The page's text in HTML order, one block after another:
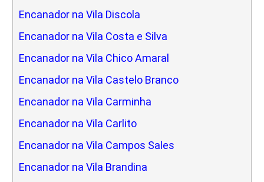
Encanador na Vila Discola
Encanador na Vila Costa e Silva
Encanador na Vila Chico Amaral
Encanador na Vila Castelo Branco
Encanador na Vila Carminha
Encanador na Vila Carlito
Encanador na Vila Campos Sales
Encanador na Vila Brandina